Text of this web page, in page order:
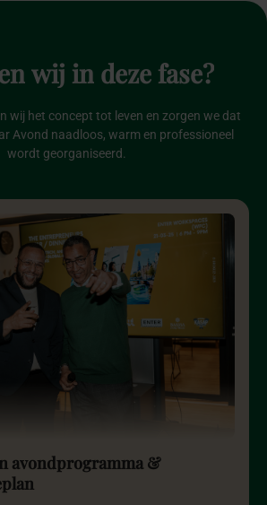
wij in deze fase?
wij het concept tot leven en zorgen we dat
Avond naadloos, warm en professioneel
wordt georganiseerd.
avondprogramma &